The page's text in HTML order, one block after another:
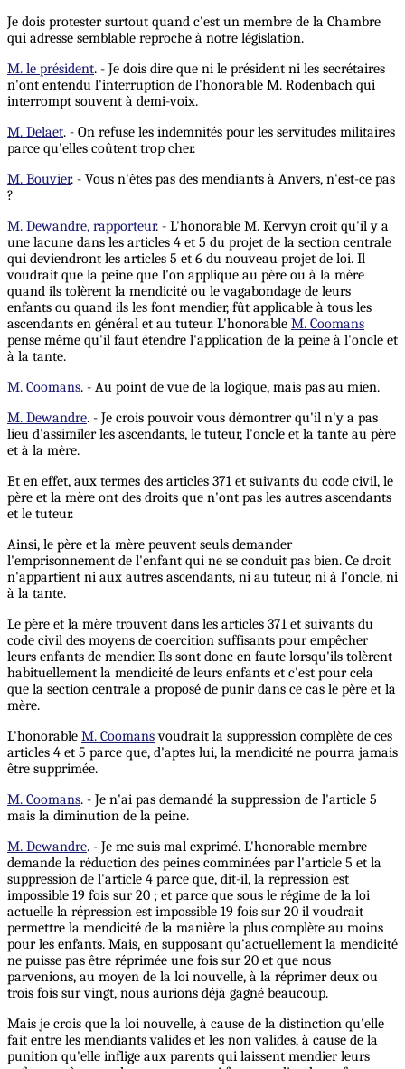
Je dois protester surtout quand c'est un membre de la Chambre
qui adresse semblable reproche à notre législation.
M. le président. - Je dois dire que ni le président ni les secrétaires
n'ont entendu l'interruption de l'honorable M. Rodenbach qui
interrompt souvent à demi-voix.
M. Delaet. - On refuse les indemnités pour les servitudes militaires
parce qu'elles coûtent trop cher.
M. Bouvier. - Vous n'êtes pas des mendiants à Anvers, n'est-ce pas
?
M. Dewandre, rapporteur. - L'honorable M. Kervyn croit qu'il y a
une lacune dans les articles 4 et 5 du projet de la section centrale
qui deviendront les articles 5 et 6 du nouveau projet de loi. Il
voudrait que la peine que l'on applique au père ou à la mère
quand ils tolèrent la mendicité ou le vagabondage de leurs
enfants ou quand ils les font mendier, fût applicable à tous les
ascendants en général et au tuteur. L'honorable M. Coomans
pense même qu'il faut étendre l'application de la peine à l'oncle et
à la tante.
M. Coomans. - Au point de vue de la logique, mais pas au mien.
M. Dewandre. - Je crois pouvoir vous démontrer qu'il n'y a pas
lieu d'assimiler les ascendants, le tuteur, l'oncle et la tante au père
et à la mère.
Et en effet, aux termes des articles 371 et suivants du code civil, le
père et la mère ont des droits que n'ont pas les autres ascendants
et le tuteur.
Ainsi, le père et la mère peuvent seuls demander
l'emprisonnement de l'enfant qui ne se conduit pas bien. Ce droit
n'appartient ni aux autres ascendants, ni au tuteur, ni à l'oncle, ni
à la tante.
Le père et la mère trouvent dans les articles 371 et suivants du
code civil des moyens de coercition suffisants pour empêcher
leurs enfants de mendier. Ils sont donc en faute lorsqu'ils tolèrent
habituellement la mendicité de leurs enfants et c'est pour cela
que la section centrale a proposé de punir dans ce cas le père et la
mère.
L'honorable M. Coomansvoudrait la suppression complète de ces
articles 4 et 5 parce que, d'aptes lui, la mendicité ne pourra jamais
être supprimée.
M. Coomans. - Je n'ai pas demandé la suppression de l'article 5
mais la diminution de la peine.
M. Dewandre. - Je me suis mal exprimé. L'honorable membre
demande la réduction des peines comminées par l'article 5 et la
suppression de l'article 4 parce que, dit-il, la répression est
impossible 19 fois sur 20 ; et parce que sous le régime de la loi
actuelle la répression est impossible 19 fois sur 20 il voudrait
permettre la mendicité de la manière la plus complète au moins
pour les enfants. Mais, en supposant qu'actuellement la mendicité
ne puisse pas être réprimée une fois sur 20 et que nous
parvenions, au moyen de la loi nouvelle, à la réprimer deux ou
trois fois sur vingt, nous aurions déjà gagné beaucoup.
Mais je crois que la loi nouvelle, à cause de la distinction qu'elle
fait entre les mendiants valides et les non valides, à cause de la
punition qu'elle inflige aux parents qui laissent mendier leurs